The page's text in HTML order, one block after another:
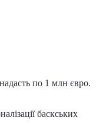
по 1 млн євро.
баскських